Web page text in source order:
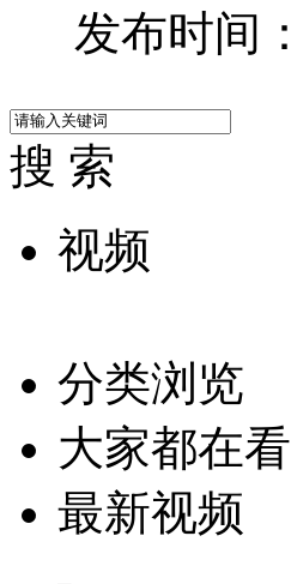
发布时间
搜 索
视频
分类浏览
大家都在看
最新视频